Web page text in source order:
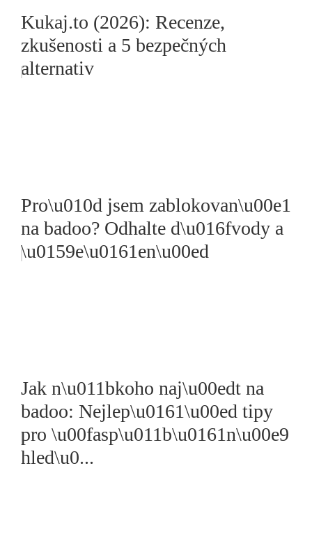
Kukaj.to (2026): Recenze,
zkušenosti a 5 bezpečných
alternativ
Pro\u010d jsem zablokovan\u00e1
na badoo? Odhalte d\u016fvody a
\u0159e\u0161en\u00ed
Jak n\u011bkoho naj\u00edt na
badoo: Nejlep\u0161\u00ed tipy
pro \u00fasp\u011b\u0161n\u00e9
hled\u0...